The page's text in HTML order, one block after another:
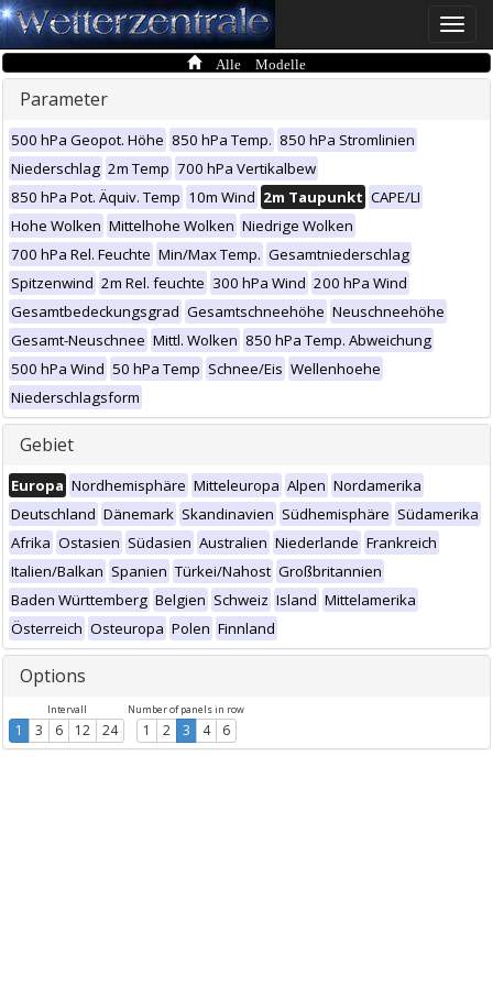
Toggle
Alle Modelle
Parameter
500 hPa Geopot. Höhe 850 hPa Temp. 850 hPa Stromlinien
Niederschlag 2m Temp 700 hPa Vertikalbew
850 hPa Pot. Äquiv. Temp 10m Wind 2m Taupunkt CAPE/LI
Hohe Wolken Mittelhohe Wolken Niedrige Wolken
700 hPa Rel. Feuchte Min/Max Temp. Gesamtniederschlag
Spitzenwind 2m Rel. feuchte 300 hPa Wind 200 hPa Wind
Gesamtbedeckungsgrad Gesamtschneehöhe Neuschneehöhe
Gesamt-Neuschnee Mittl. Wolken 850 hPa Temp. Abweichung
500 hPa Wind 50 hPa Temp Schnee/Eis Wellenhoehe
Niederschlagsform
Gebiet
Europa Nordhemisphäre Mitteleuropa Alpen Nordamerika
Deutschland Dänemark Skandinavien Südhemisphäre Südamerika
Afrika Ostasien Südasien Australien Niederlande Frankreich
Italien/Balkan Spanien Türkei/Nahost Großbritannien
Baden Württemberg Belgien Schweiz Island Mittelamerika
Österreich Osteuropa Polen Finnland
Options
Intervall
1 3 6 12 24
Number of panels in row
1 2 3 4 6